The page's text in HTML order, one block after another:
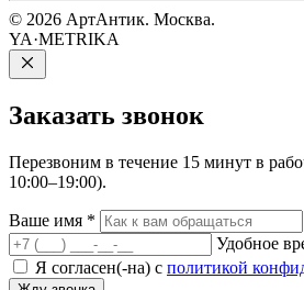
© 2026 АртАнтик. Москва.
YA·METRIKA
Заказать звонок
Перезвоним в течение 15 минут в
10:00–19:00).
Ваше имя *
Удобное
Я согласен(-на) с политикой